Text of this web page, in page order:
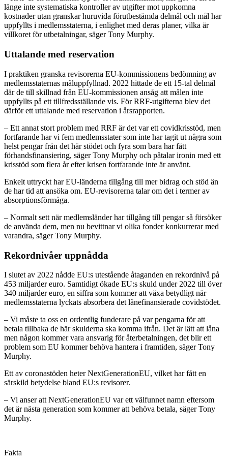
länge inte systematiska kontroller av utgifter mot uppkomna
kostnader utan granskar huruvida förutbestämda delmål och mål har
uppfyllts i medlemsstaterna, i enlighet med deras planer, vilka är
villkoret för utbetalningar, säger Tony Murphy.
Uttalande med reservation
I praktiken granska revisorerna EU-kommissionens bedömning av
medlemsstaternas måluppfyllnad. 2022 hittade de ett 15-tal delmål
där de till skillnad från EU-kommissionen ansåg att målen inte
uppfyllts på ett tillfredsställande vis. För RRF-utgifterna blev det
därför ett uttalande med reservation i årsrapporten.
– Ett annat stort problem med RRF är det var ett covidkrisstöd, men
fortfarande har vi fem medlemsstater som inte har tagit ut några som
helst pengar från det här stödet och fyra som bara har fått
förhandsfinansiering, säger Tony Murphy och påtalar ironin med ett
krisstöd som flera år efter krisen fortfarande inte är använt.
Enkelt uttryckt har EU-länderna tillgång till mer bidrag och stöd än
de har tid att ansöka om. EU-revisorerna talar om det i termer av
absorptionsförmåga.
– Normalt sett när medlemsländer har tillgång till pengar så försöker
de använda dem, men nu bevittnar vi olika fonder konkurrerar med
varandra, säger Tony Murphy.
Rekordnivåer uppnådda
I slutet av 2022 nådde EU:s utestående åtaganden en rekordnivå på
453 miljarder euro. Samtidigt ökade EU:s skuld under 2022 till över
340 miljarder euro, en siffra som kommer att växa betydligt när
medlemsstaterna lyckats absorbera det lånefinansierade covidstödet.
– Vi måste ta oss en ordentlig funderare på var pengarna för att
betala tillbaka de här skulderna ska komma ifrån. Det är lätt att låna
men någon kommer vara ansvarig för återbetalningen, det blir ett
problem som EU kommer behöva hantera i framtiden, säger Tony
Murphy.
Ett av coronastöden heter NextGenerationEU, vilket har fått en
särskild betydelse bland EU:s revisorer.
– Vi anser att NextGenerationEU var ett välfunnet namn eftersom
det är nästa generation som kommer att behöva betala, säger Tony
Murphy.
Fakta